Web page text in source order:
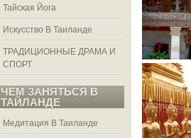
Тайская Йога
Искусство В Таиланде
ТРАДИЦИОННЫЕ ДРАМА И
СПОРТ
ЧЕМ ЗАНЯТЬСЯ В
ТАЙЛАНДЕ
Медитация В Таиланде